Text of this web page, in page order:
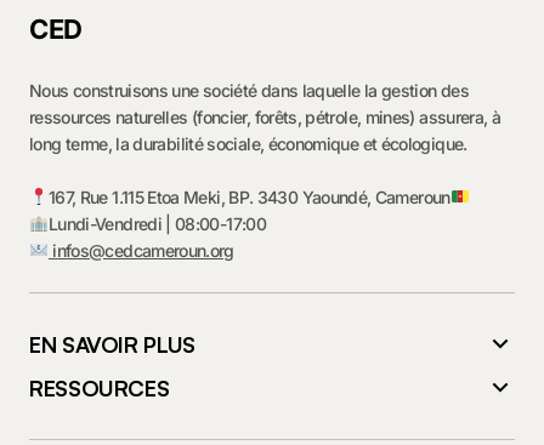
CED
Nous construisons une société dans laquelle la gestion des
ressources naturelles (foncier, forêts, pétrole, mines) assurera, à
long terme, la durabilité sociale, économique et écologique.
167, Rue 1.115 Etoa Meki, BP. 3430 Yaoundé, Cameroun
Lundi-Vendredi | 08:00-17:00
infos@cedcameroun.org
EN SAVOIR PLUS
RESSOURCES